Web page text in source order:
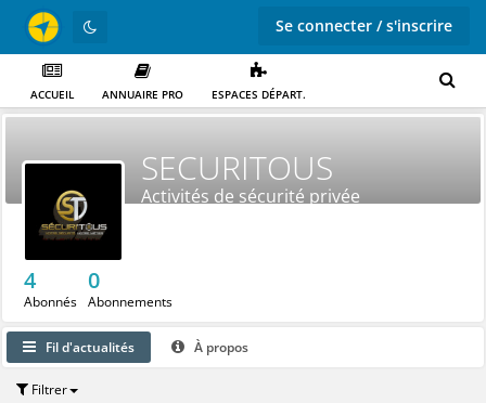
Se connecter / s'inscrire
ACCUEIL ANNUAIRE PRO ESPACES DÉPART.
SECURITOUS
Activités de sécurité privée
4
Abonnés
0
Abonnements
Fil d'actualités À propos
Filtrer